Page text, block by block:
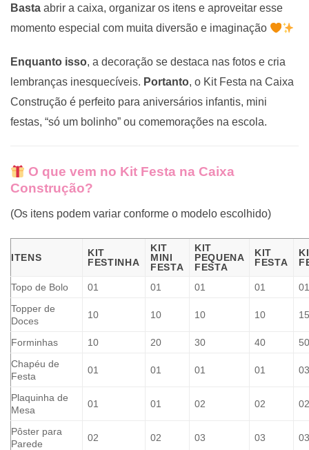
Basta abrir a caixa, organizar os itens e aproveitar esse
momento especial com muita diversão e imaginação
Enquanto isso, a decoração se destaca nas fotos e cria
lembranças inesquecíveis. Portanto, o Kit Festa na Caixa
Construção é perfeito para aniversários infantis, mini
festas, “só um bolinho” ou comemorações na escola.
O que vem no Kit Festa na Caixa
Construção?
(Os itens podem variar conforme o modelo escolhido)
ITENS
KIT
FESTINHA
KIT
MINI
FESTA
KIT
PEQUENA
FESTA
KIT
FESTA
Topo de Bolo 01 01 01 01
01
Topper de
Doces
10 10 10 10 15
Forminhas 10 20 30 40
50
Chapéu de
Festa
01 01 01 01 03
Plaquinha de
Mesa
01 01 02 02 02
Pôster para
Parede
02 02 03 03 03